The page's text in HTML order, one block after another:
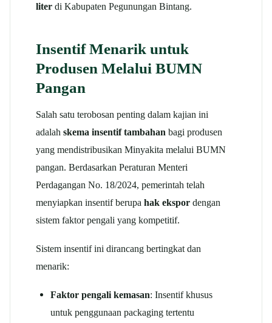
liter di Kabupaten Pegunungan Bintang.
Insentif Menarik untuk
Produsen Melalui BUMN
Pangan
Salah satu terobosan penting dalam kajian ini
adalah skema insentif tambahan bagi produsen
yang mendistribusikan Minyakita melalui BUMN
pangan. Berdasarkan Peraturan Menteri
Perdagangan No. 18/2024, pemerintah telah
menyiapkan insentif berupa hak ekspor dengan
sistem faktor pengali yang kompetitif.
Sistem insentif ini dirancang bertingkat dan
menarik:
Faktor pengali kemasan: Insentif khusus
untuk penggunaan packaging tertentu